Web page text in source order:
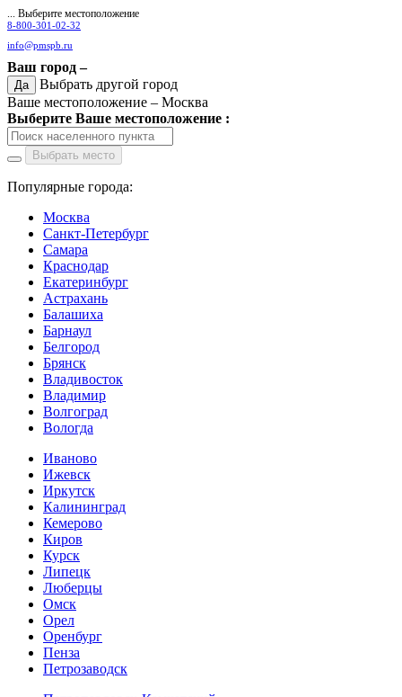
... Выберите местоположение
8-800-301-02-32
info@pmspb.ru
Ваш город –
Да
Выбрать другой город
Ваше местоположение – Москва
Выберите Ваше местоположение :
Выбрать место
Популярные города:
Москва
Санкт-Петербург
Самара
Краснодар
Екатеринбург
Астрахань
Балашиха
Барнаул
Белгород
Брянск
Владивосток
Владимир
Волгоград
Вологда
Иваново
Ижевск
Иркутск
Калининград
Кемерово
Киров
Курск
Липецк
Люберцы
Омск
Орел
Оренбург
Пенза
Петрозаводск